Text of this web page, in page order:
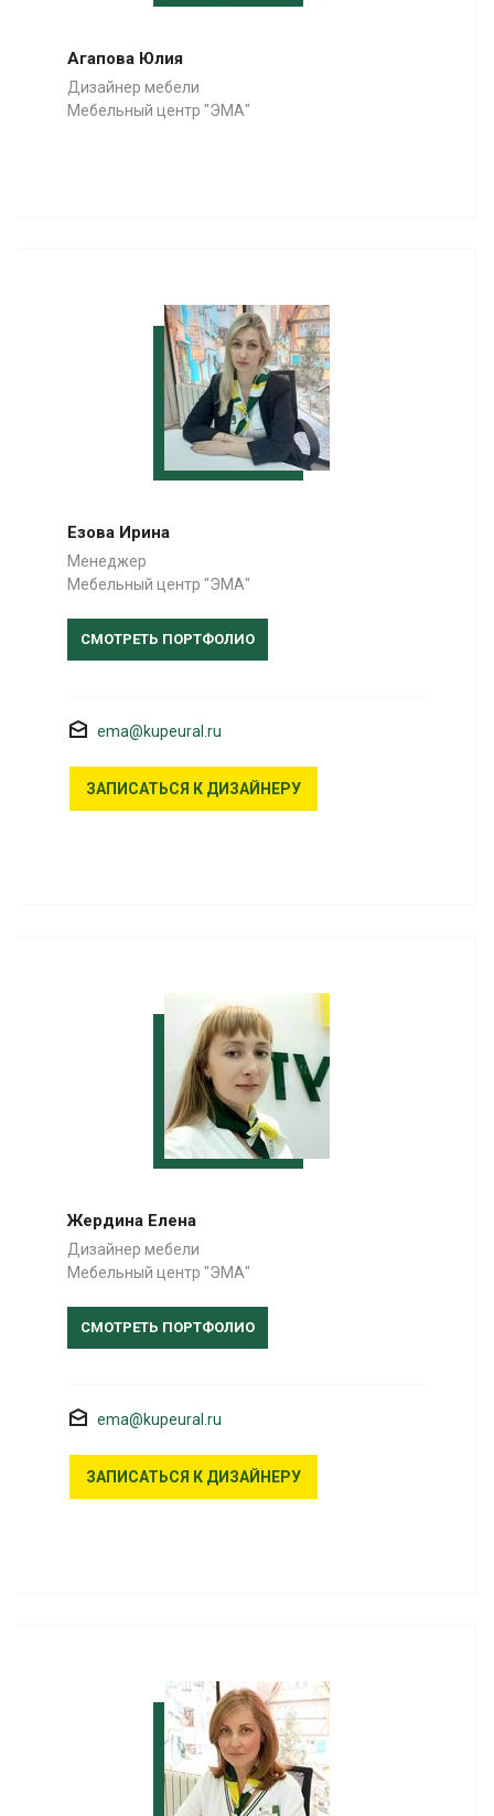
Агапова Юлия
Дизайнер мебели
Мебельный центр "ЭМА"
Езова Ирина
Менеджер
Мебельный центр "ЭМА"
СМОТРЕТЬ ПОРТФОЛИО
ema@kupeural.ru
ЗАПИСАТЬСЯ К ДИЗАЙНЕРУ
Жердина Елена
Дизайнер мебели
Мебельный центр "ЭМА"
СМОТРЕТЬ ПОРТФОЛИО
ema@kupeural.ru
ЗАПИСАТЬСЯ К ДИЗАЙНЕРУ